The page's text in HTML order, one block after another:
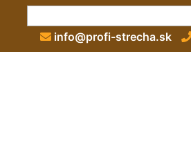
info@profi-strecha.sk